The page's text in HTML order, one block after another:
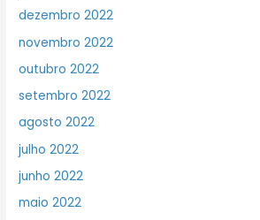
dezembro 2022
novembro 2022
outubro 2022
setembro 2022
agosto 2022
julho 2022
junho 2022
maio 2022